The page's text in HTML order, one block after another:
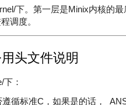
下。第一层是Minix内核的
调度。
头文件说明
：
循标准C，如果是的话，